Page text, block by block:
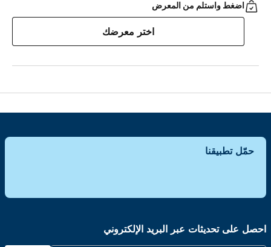
اضغط واستلم من المعرض
اختر معرضك
حمّل تطبيقنا
احصل على تحديثات عبر البريد الإلكتروني